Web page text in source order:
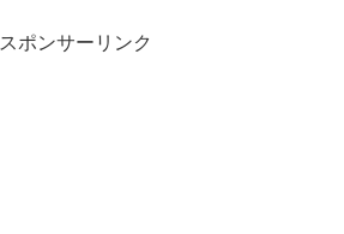
スポンサーリンク